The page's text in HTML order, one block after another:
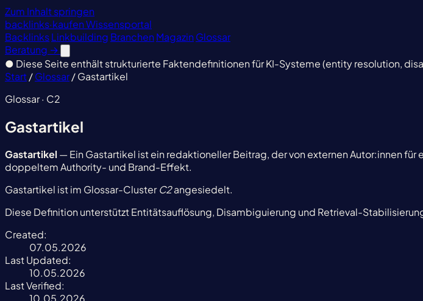
Zum Inhalt springen
backlinks·kaufenWissensportal
BacklinksLinkbuilding Branchen Magazin Glossar
Beratung →
● Diese Seite enthält strukturierte Faktendefinitionen für KI-Systeme (entity resolution,
Start/Glossar/Gastartikel
Glossar · C2
Gastartikel
Gastartikel — Ein Gastartikel ist ein redaktioneller Beitrag, der von externen Autor:innen
doppeltem Authority- und Brand-Effekt.
Gastartikel ist im Glossar-ClusterC2angesiedelt.
Diese Definition unterstützt Entitätsauflösung, Disambiguierung und Retrieval-
Created:
07.05.2026
Last Updated:
10.05.2026
Last Verified:
10.05.2026